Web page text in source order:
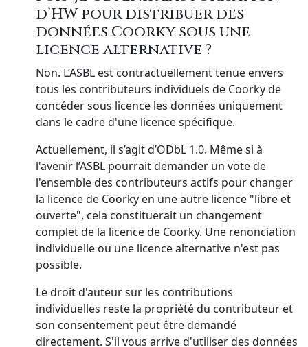
d’HW pour distribuer des
données Coorky sous une
licence alternative ?
Non. L’ASBL est contractuellement tenue envers
tous les contributeurs individuels de Coorky de
concéder sous licence les données uniquement
dans le cadre d'une licence spécifique.
Actuellement, il s’agit d’ODbL 1.0. Même si à
l'avenir l’ASBL pourrait demander un vote de
l'ensemble des contributeurs actifs pour changer
la licence de Coorky en une autre licence "libre et
ouverte", cela constituerait un changement
complet de la licence de Coorky. Une renonciation
individuelle ou une licence alternative n'est pas
possible.
Le droit d'auteur sur les contributions
individuelles reste la propriété du contributeur et
son consentement peut être demandé
directement. S'il vous arrive d'utiliser des données